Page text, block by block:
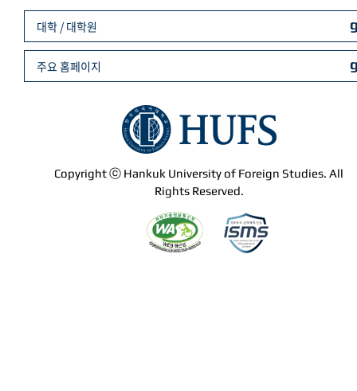
Copyright ⓒ Hankuk University of Foreign Studies. All
Rights Reserved.
대학 / 대학원
주요 홈페이지